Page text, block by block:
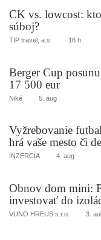
CK vs. lowcost:
súboj?
TIP travel, a.s. 16 h
Berger Cup
17 500 eur
Niké 5. aug
Vyžrebovanie
hrá vaše mesto či
INZERCIA 4. aug
Obnov dom mini:
investovať do
VUNO HREUS s.r.o. 3.